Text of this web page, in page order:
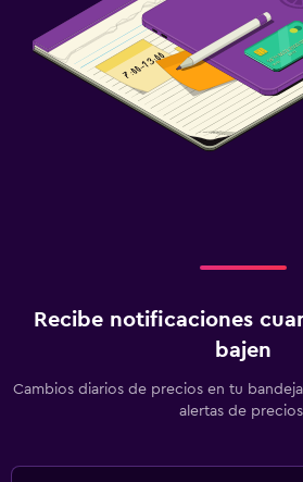
Recibe notificaciones
bajen
Cambios diarios de precios en tu
alertas de